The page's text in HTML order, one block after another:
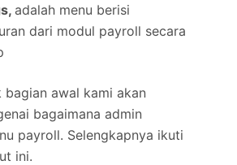
adalah menu berisi
dari modul payroll secara
bagian awal kami akan
bagaimana admin
payroll. Selengkapnya ikuti
ini.